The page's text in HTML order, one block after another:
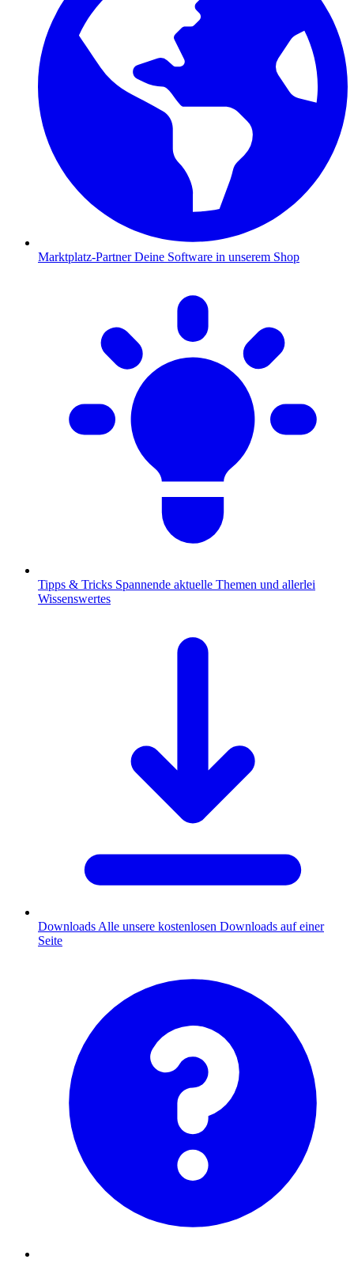
Marktplatz-Partner Deine Software in unserem Shop
Tipps & Tricks Spannende aktuelle Themen und allerlei
Wissenswertes
Downloads Alle unsere kostenlosen Downloads auf einer
Seite